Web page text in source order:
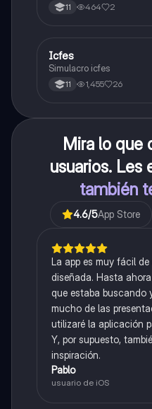
11 464 2
ICFES: Sociales y
Icfes
Simulacro icfes
11 1,455 26
Mira lo que
usuarios.
también
4.6/5App Store
La app es muy fácil
diseñada. Hasta
que estaba buscando
mucho de las
utilizaré la aplicación
Y, por supuesto,
inspiración.
Pablo
usuario de iOS